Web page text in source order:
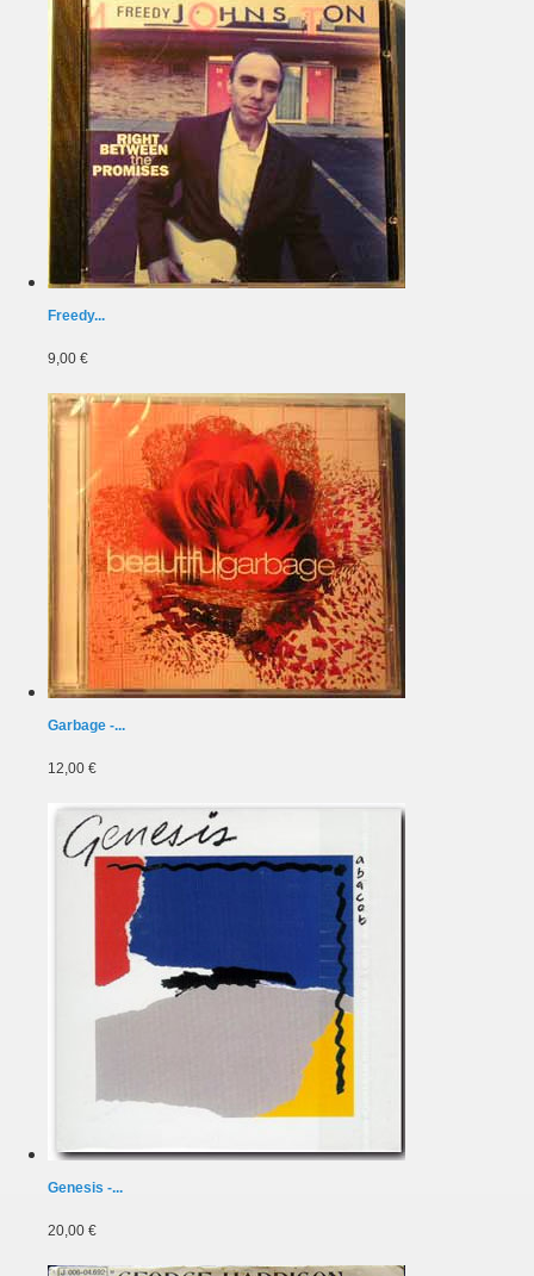
Freedy...
9,00 €
Garbage -...
12,00 €
Genesis -...
20,00 €